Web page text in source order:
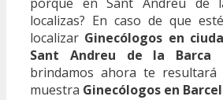
localizas? En caso de que
localizar Ginecólogos en
Sant Andreu de la Barca
brindamos ahora te
muestra Ginecólogos en